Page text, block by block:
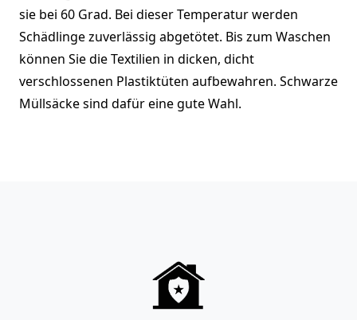
sie bei 60 Grad. Bei dieser Temperatur werden
Schädlinge zuverlässig abgetötet. Bis zum Waschen
können Sie die Textilien in dicken, dicht
verschlossenen Plastiktüten aufbewahren. Schwarze
Müllsäcke sind dafür eine gute Wahl.